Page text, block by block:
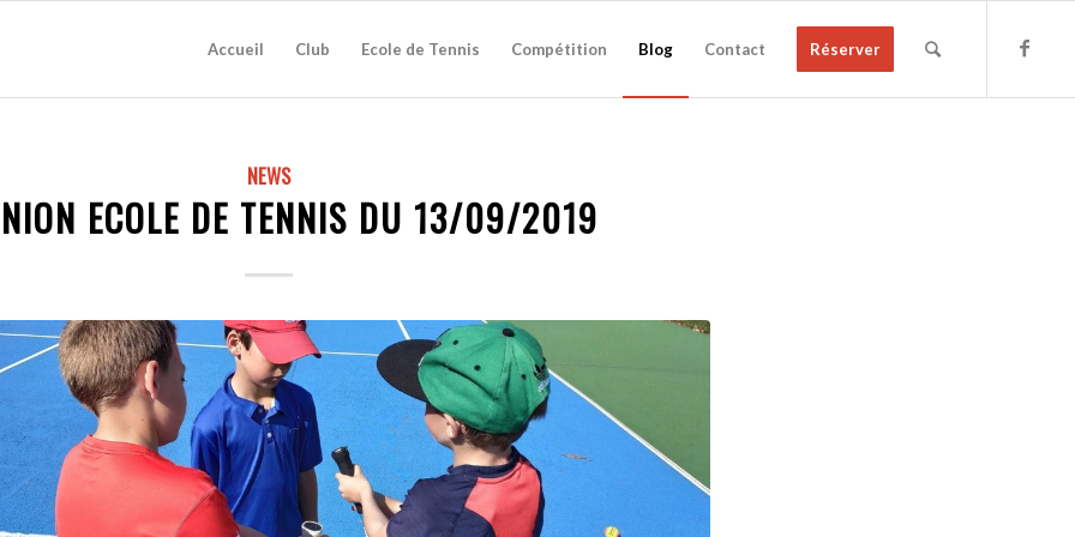
Accueil Club Ecole de Tennis Compétition Blog Contact Réserver
NEWS
ECOLE DE TENNIS DU 13/09/2019